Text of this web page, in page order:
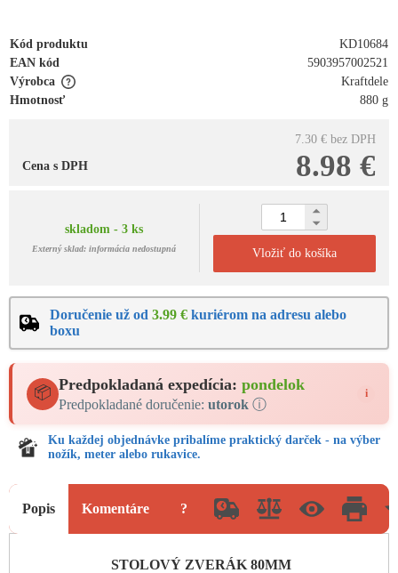
Kód produktu
KD10684
EAN kód
5903957002521
Výrobca
Kraftdele
Hmotnosť
880 g
7.30 € bez DPH
8.98 €
Cena s DPH
skladom - 3 ks
Externý sklad: informácia nedostupná Vložiť do košíka
Doručenie už od 3.99 € kuriérom na adresu alebo
boxu
📦 Predpokladaná expedícia: pondelok
Predpokladané doručenie: utorok ⓘ
i
Ku každej objednávke pribalíme praktický darček - na výber
nožík, meter alebo rukavice.
Popis Komentáre ?
STOLOVÝ ZVERÁK 80MM